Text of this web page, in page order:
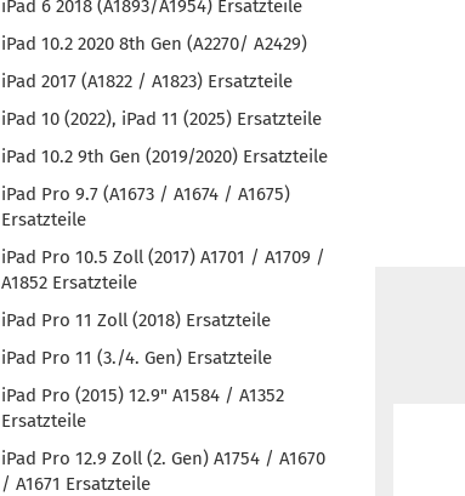
iPad 6 2018 (A1893/A1954) Ersatzteile
iPad 10.2 2020 8th Gen (A2270/ A2429)
iPad 2017 (A1822 / A1823) Ersatzteile
iPad 10 (2022), iPad 11 (2025) Ersatzteile
iPad 10.2 9th Gen (2019/2020) Ersatzteile
iPad Pro 9.7 (A1673 / A1674 / A1675)
Ersatzteile
iPad Pro 10.5 Zoll (2017) A1701 / A1709 /
A1852 Ersatzteile
iPad Pro 11 Zoll (2018) Ersatzteile
iPad Pro 11 (3./4. Gen) Ersatzteile
iPad Pro (2015) 12.9" A1584 / A1352
Ersatzteile
iPad Pro 12.9 Zoll (2. Gen) A1754 / A1670
/ A1671 Ersatzteile